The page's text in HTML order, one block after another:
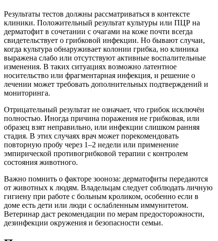
Результаты тестов должны рассматриваться в контексте
клиники. Положительный результат культуры или ПЦР на
дерматофит в сочетании с очагами на коже почти всегда
свидетельствует о грибковой инфекции. Но бывают случаи,
когда культура обнаруживает колонии грибка, но клиника
выражена слабо или отсутствуют активные воспалительные
изменения. В таких ситуациях возможно латентное
носительство или фрагментарная инфекция, и решение о
лечении может требовать дополнительных подтверждений и
мониторинга.
Отрицательный результат не означает, что грибок исключён
полностью. Иногда причина поражения не грибковая, или
образец взят неправильно, или инфекции слишком ранняя
стадия. В этих случаях врач может порекомендовать
повторную пробу через 1–2 недели или применение
эмпирической противогрибковой терапии с контролем
состояния животного.
Важно помнить о факторе зооноза: дерматофиты передаются
от животных к людям. Владельцам следует соблюдать личную
гигиену при работе с больным кроликом, особенно если в
доме есть дети или люди с ослабленным иммунитетом.
Ветеринар даст рекомендации по мерам предосторожности,
дезинфекции окружения и безопасности семьи.